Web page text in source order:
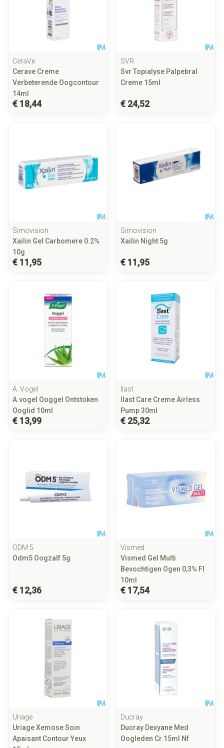
CeraVe
Cerave Creme
Verbeterende Oogcontour
14ml
€ 18,44
SVR
Svr Topialyse Palpebral
Creme 15ml
€ 24,52
Simovision
Xailin Gel Carbomere 0.2%
10g
€ 11,95
Simovision
Xailin Night 5g
€ 11,95
A. Vogel
A.vogel Ooggel Ontstoken
Ooglid 10ml
€ 13,99
Ilast
Ilast Care Creme Airless
Pump 30ml
€ 25,32
ODM 5
Odm5 Oogzalf 5g
€ 12,36
Vismed
Vismed Gel Multi
Bevochtigen Ogen 0,3% Fl
10ml
€ 17,54
Uriage
Uriage Xemose Soin
Apaisant Contour Yeux
Ducray
Ducray Dexyane Med
Oogleden Cr 15ml Nf